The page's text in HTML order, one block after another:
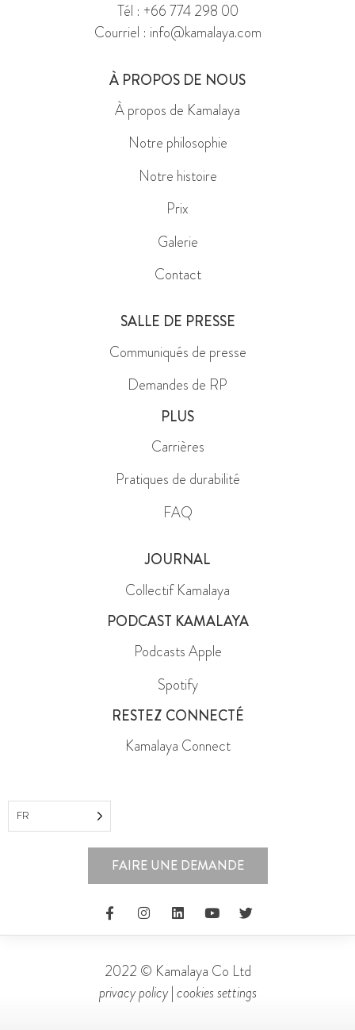
Tél : +66 774 298 00
Courriel : info@kamalaya.com
À PROPOS DE NOUS
À propos de Kamalaya
Notre philosophie
Notre histoire
Prix
Galerie
Contact
SALLE DE PRESSE
Communiqués de presse
Demandes de RP
PLUS
Carrières
Pratiques de durabilité
FAQ
JOURNAL
Collectif Kamalaya
PODCAST KAMALAYA
Podcasts Apple
Spotify
RESTEZ CONNECTÉ
Kamalaya Connect
FR
FAIRE UNE DEMANDE
2022 © Kamalaya Co Ltd
privacy policy|cookies settings